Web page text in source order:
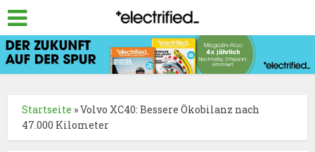
Startseite »Volvo XC40: Bessere Ökobilanz nach
47.000 Kilometer